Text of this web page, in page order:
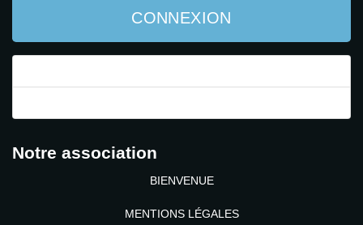
CONNEXION
Notre association
BIENVENUE
MENTIONS LÉGALES